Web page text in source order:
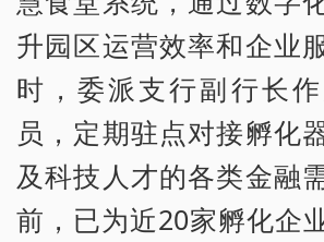
升园区运营效率和企业
时，委派支行副行长
员，定期驻点对接孵化
及科技人才的各类金融
前，已为近20家孵化企